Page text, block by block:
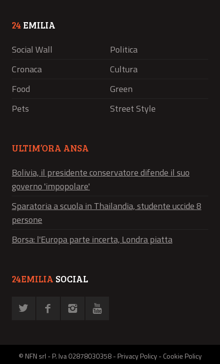
24 EMILIA
Social Wall
Politica
Cronaca
Cultura
Food
Green
Pets
Street Style
ULTIM’ORA ANSA
Bolivia, il presidente conservatore difende il suo
governo 'impopolare'
Sparatoria a scuola in Thailandia, studente uccide 8
persone
Borsa: l'Europa parte incerta, Londra piatta
24EMILIA SOCIAL
© NFN srl - P. Iva 02878030358 -Privacy Policy-Cookie Policy